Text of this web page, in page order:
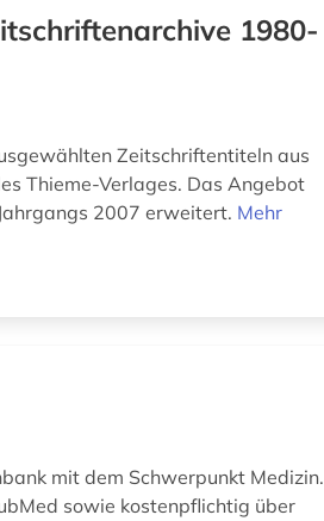
1980-
Zeitschriftentiteln aus
Thieme-Verlages. Das Angebot
2007 erweitert. Mehr
mit dem Schwerpunkt Medizin.
sowie kostenpflichtig über